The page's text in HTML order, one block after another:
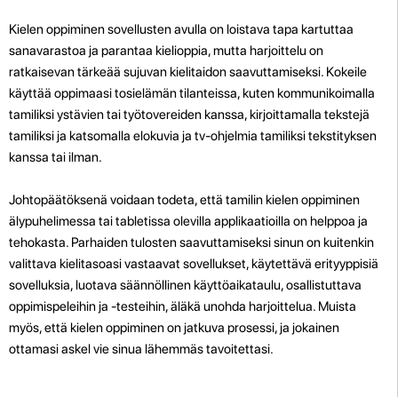
Kielen oppiminen sovellusten avulla on loistava tapa kartuttaa
sanavarastoa ja parantaa kielioppia, mutta harjoittelu on
ratkaisevan tärkeää sujuvan kielitaidon saavuttamiseksi. Kokeile
käyttää oppimaasi tosielämän tilanteissa, kuten kommunikoimalla
tamiliksi ystävien tai työtovereiden kanssa, kirjoittamalla tekstejä
tamiliksi ja katsomalla elokuvia ja tv-ohjelmia tamiliksi tekstityksen
kanssa tai ilman.
Johtopäätöksenä voidaan todeta, että tamilin kielen oppiminen
älypuhelimessa tai tabletissa olevilla applikaatioilla on helppoa ja
tehokasta. Parhaiden tulosten saavuttamiseksi sinun on kuitenkin
valittava kielitasoasi vastaavat sovellukset, käytettävä erityyppisiä
sovelluksia, luotava säännöllinen käyttöaikataulu, osallistuttava
oppimispeleihin ja -testeihin, äläkä unohda harjoittelua. Muista
myös, että kielen oppiminen on jatkuva prosessi, ja jokainen
ottamasi askel vie sinua lähemmäs tavoitettasi.